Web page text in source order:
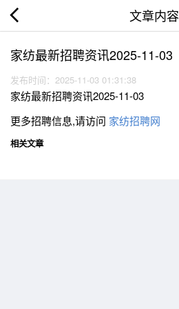
文章内容
家纺最新招聘资讯2025-11-03
发布时间：2025-11-03 01:31:38
家纺最新招聘资讯2025-11-03
更多招聘信息,请访问 家纺招聘网
相关文章